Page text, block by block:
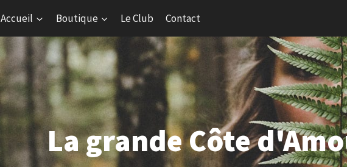
Accueil Boutique Le Club Contact
La grande Côte